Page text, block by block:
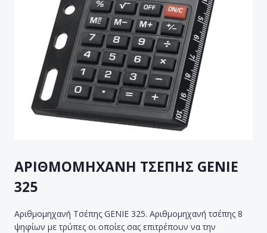
ΑΡΙΘΜΟΜΗΧΑΝΗ ΤΣΕΠΗΣ GENIE
325
Αριθμομηχανή Τσέπης GENIE 325. Αριθμομηχανή τσέπης 8
ψηφίων με τρύπες οι οποίες σας επιτρέπουν να την